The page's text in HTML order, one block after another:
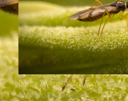
Bunte Zwerg-Weichwanze
Familie „Weichwanzen“